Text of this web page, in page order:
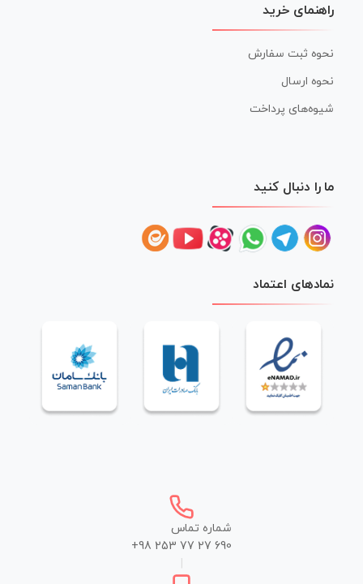
راهنمای خرید
نحوه ثبت سفارش
نحوه ارسال
شیوه‌های پرداخت
ما را دنبال کنید
نمادهای اعتماد
شماره تماس
+98 253 77 27 690